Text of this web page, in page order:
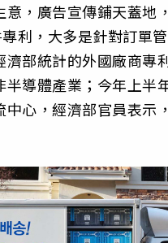
意，廣告宣傳鋪天蓋地
利，大多是針對訂單
濟部統計的外國廠商專
半導體產業；今年上半
中心，經濟部官員表示